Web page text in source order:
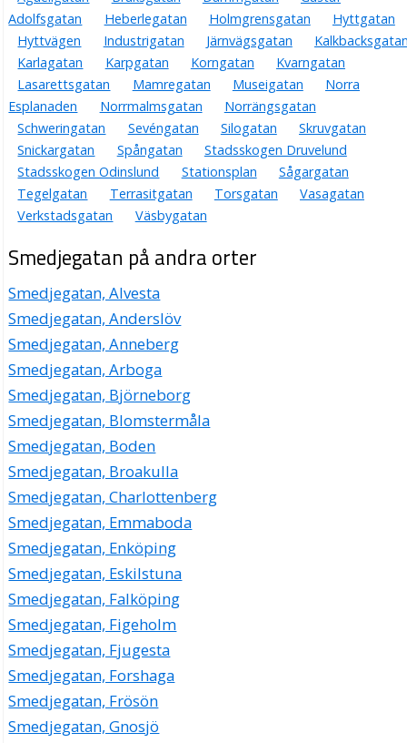
Adolfsgatan
Heberlegatan Holmgrensgatan
Hyttgatan
Hyttvägen
Industrigatan Järnvägsgatan
Karlagatan
Karpgatan Korngatan
Kvarngatan
Lasarettsgatan
Mamregatan Museigatan
Norra
Esplanaden
Norrmalmsgatan
Norrängsgatan
Schweringatan
Sevéngatan Silogatan
Skruvgatan
Snickargatan
Spångatan
Stadsskogen Druvelund
Stadsskogen Odinslund
Stationsplan
Sågargatan
Tegelgatan
Terrasitgatan Torsgatan
Vasagatan
Verkstadsgatan
Väsbygatan
Smedjegatan på andra orter
Smedjegatan, Alvesta
Smedjegatan, Anderslöv
Smedjegatan, Anneberg
Smedjegatan, Arboga
Smedjegatan, Björneborg
Smedjegatan, Blomstermåla
Smedjegatan, Boden
Smedjegatan, Broakulla
Smedjegatan, Charlottenberg
Smedjegatan, Emmaboda
Smedjegatan, Enköping
Smedjegatan, Eskilstuna
Smedjegatan, Falköping
Smedjegatan, Figeholm
Smedjegatan, Fjugesta
Smedjegatan, Forshaga
Smedjegatan, Frösön
Smedjegatan, Gnosjö